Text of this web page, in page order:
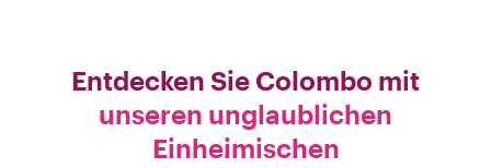
Entdecken Sie Colombo mit
unseren unglaublichen
Einheimischen